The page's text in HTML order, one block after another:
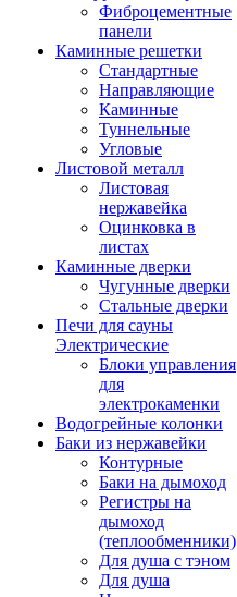
Фиброцементные
панели
Каминные решетки
Стандартные
Направляющие
Каминные
Туннельные
Угловые
Листовой металл
Листовая
нержавейка
Оцинковка в
листах
Каминные дверки
Чугунные дверки
Стальные дверки
Печи для сауны
Электрические
Блоки управления
для
электрокаменки
Водогрейные колонки
Баки из нержавейки
Контурные
Баки на дымоход
Регистры на
дымоход
(теплообменники)
Для душа с тэном
Для душа